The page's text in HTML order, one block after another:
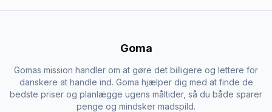
Goma
Gomas mission handler om at gøre det billigere og lettere for
danskere at handle ind. Goma hjælper dig med at finde de
bedste priser og planlægge ugens måltider, så du både sparer
penge og mindsker madspild.